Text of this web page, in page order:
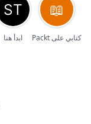
كتابي على Packt ابدأ هنا